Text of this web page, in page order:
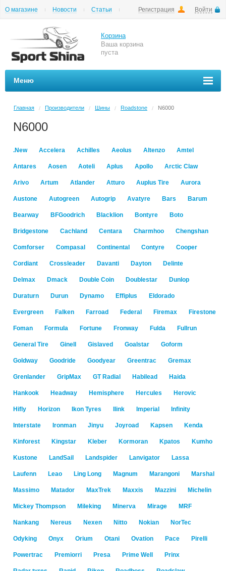
Регистрация Войти
О магазине Новости
Статьи
Корзина
Ваша корзина
пуста
Меню
Главная / Производители / Шины / Roadstone / N6000
N6000
.New Accelera Achilles Aeolus Altenzo Amtel
Antares Aosen Aoteli Aplus Apollo Arctic Claw
Arivo Artum Atlander Atturo Auplus Tire Aurora
Austone Autogreen Autogrip Avatyre Bars Barum
Bearway BFGoodrich Blacklion Bontyre Boto
Bridgestone Cachland Centara Charmhoo Chengshan
Comforser Compasal Continental Contyre Cooper
Cordiant Crossleader Davanti Dayton Delinte
Delmax Dmack Double Coin Doublestar Dunlop
Duraturn Durun Dynamo Effiplus Eldorado
Evergreen Falken Farroad Federal Firemax Firestone
Foman Formula Fortune Fronway Fulda Fullrun
General Tire Ginell Gislaved Goalstar Goform
Goldway Goodride Goodyear Greentrac Gremax
Grenlander GripMax GT Radial Habilead Haida
Hankook Headway Hemisphere Hercules Herovic
Hifly Horizon Ikon Tyres Ilink Imperial Infinity
Interstate Ironman Jinyu Joyroad Kapsen Kenda
Kinforest Kingstar Kleber Kormoran Kpatos Kumho
Kustone LandSail Landspider Lanvigator Lassa
Laufenn Leao Ling Long Magnum Marangoni Marshal
Massimo Matador MaxTrek Maxxis Mazzini Michelin
Mickey Thompson Mileking Minerva Mirage MRF
Nankang Nereus Nexen Nitto Nokian NorTec
Odyking Onyx Orium Otani Ovation Pace Pirelli
Powertrac Premiorri Presa Prime Well Prinx